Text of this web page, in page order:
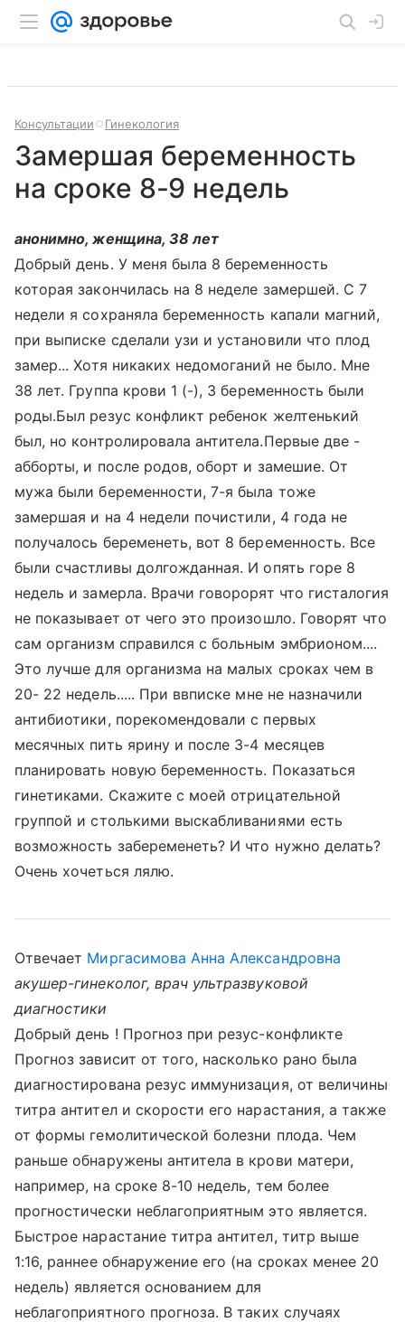
Консультации Гинекология
Замершая беременность
на сроке 8-9 недель
анонимно, женщина, 38 лет
Добрый день. У меня была 8 беременность
которая закончилась на 8 неделе замершей. С 7
недели я сохраняла беременность капали магний,
при выписке сделали узи и установили что плод
замер... Хотя никаких недомоганий не было. Мне
38 лет. Группа крови 1 (-), 3 беременность были
роды.Был резус конфликт ребенок желтенький
был, но контролировала антитела.Первые две -
абборты, и после родов, оборт и замешие. От
мужа были беременности, 7-я была тоже
замершая и на 4 недели почистили, 4 года не
получалось беременеть, вот 8 беременность. Все
были счастливы долгожданная. И опять горе 8
недель и замерла. Врачи говорорят что гисталогия
не показывает от чего это произошло. Говорят что
сам организм справился с больным эмбрионом....
Это лучше для организма на малых сроках чем в
20- 22 недель..... При ввписке мне не назначили
антибиотики, порекомендовали с первых
месячных пить ярину и после 3-4 месяцев
планировать новую беременность. Показаться
гинетиками. Скажите с моей отрицательной
группой и столькими выскабливаниями есть
возможность забеременеть? И что нужно делать?
Очень хочеться лялю.
Отвечает Миргасимова Анна Александровна
акушер-гинеколог, врач ультразвуковой
диагностики
Добрый день ! Прогноз при резус-конфликте
Прогноз зависит от того, насколько рано была
диагностирована резус иммунизация, от величины
титра антител и скорости его нарастания, а также
от формы гемолитической болезни плода. Чем
раньше обнаружены антитела в крови матери,
например, на сроке 8-10 недель, тем более
прогностически неблагоприятным это является.
Быстрое нарастание титра антител, титр выше
1:16, раннее обнаружение его (на сроках менее 20
недель) является основанием для
неблагоприятного прогноза. В таких случаях